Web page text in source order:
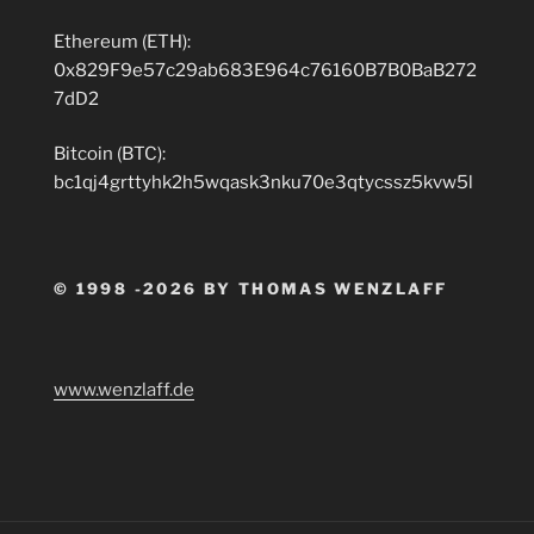
Ethereum (ETH):
0x829F9e57c29ab683E964c76160B7B0BaB272
7dD2
Bitcoin (BTC):
bc1qj4grttyhk2h5wqask3nku70e3qtycssz5kvw5l
© 1998 -2026 BY THOMAS WENZLAFF
www.wenzlaff.de